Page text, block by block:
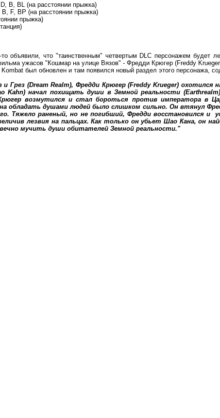
B, BL (на расстоянии прыжка)
F, BP (на расстоянии прыжка)
прыжка)
то объявили, что "таинственным" четвертым DLC персонажем будет
ужасов "Кошмар на улице Вязов" - Фредди Крюгер (Freddy
был обновлен и там появился новый раздел этого персонажа,
Грез (Dream Realm), Фредди Крюгер (Freddy Krueger) охотился
Kahn) начал похищать души в Земной реальности
возмутился и стал бороться против императора в
обладать душами людей было слишком сильно. Он втянул
Тяжело раненый, но не погибший, Фредди восстановился и
лезвия на пальцах. Как только он убьет Шао Кана, он
мучить души обитателей Земной реальности."